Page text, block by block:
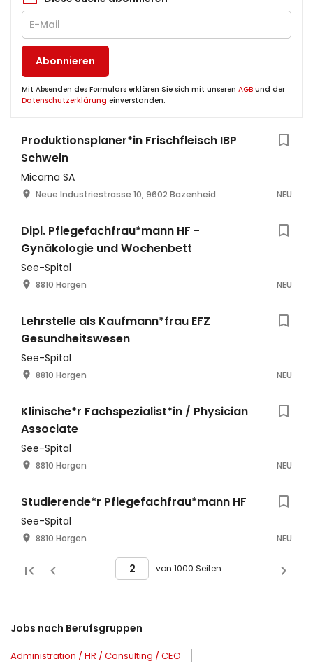
Abonnieren
Mit Absenden des Formulars erklären Sie sich mit unseren AGB und der
Datenschutzerklärung einverstanden.
Produktionsplaner*in Frischfleisch IBP
Schwein
Micarna SA
Neue Industriestrasse 10, 9602 Bazenheid NEU
Dipl. Pflegefachfrau*mann HF -
Gynäkologie und Wochenbett
See-Spital
8810 Horgen NEU
Lehrstelle als Kaufmann*frau EFZ
Gesundheitswesen
See-Spital
8810 Horgen NEU
Klinische*r Fachspezialist*in / Physician
Associate
See-Spital
8810 Horgen NEU
Studierende*r Pflegefachfrau*mann HF
See-Spital
8810 Horgen NEU
von 1000 Seiten
Jobs nach Berufsgruppen
Administration / HR / Consulting / CEO